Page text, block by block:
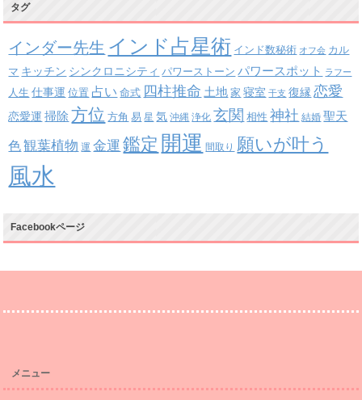
タグ
インダー先生 インド占星術 インド数秘術 オフ会 カル
マ キッチン シンクロニシティ パワーストーン パワースポット ラフー
人生 仕事運 位置 占い 命式 四柱推命 土地 家 寝室 干支 復縁 恋愛
恋愛運 掃除 方位 方角 易 星 気 沖縄 浄化 玄関 相性 神社 結婚 聖天
色 観葉植物 運 金運 鑑定 開運 間取り 願いが叶う
風水
Facebookページ
メニュー